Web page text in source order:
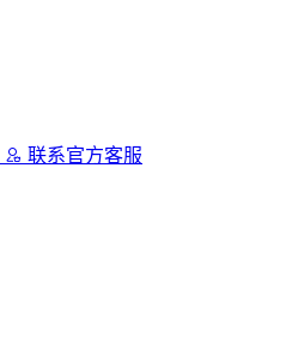
联系官方客服